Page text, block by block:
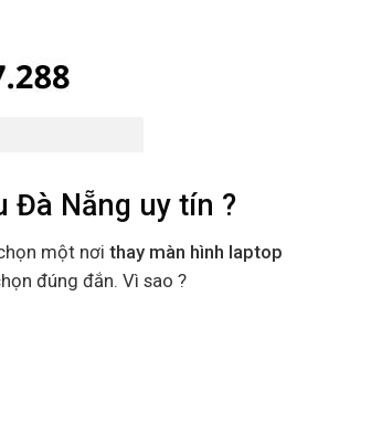
Đà Nẵng uy tín ?
một nơi thay màn hình laptop
đúng đắn. Vì sao ?